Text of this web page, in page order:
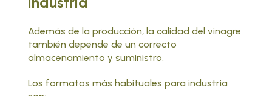
Además de la producción, la calidad del vinagre
también depende de un correcto
almacenamiento y suministro.
Los formatos más habituales para industria